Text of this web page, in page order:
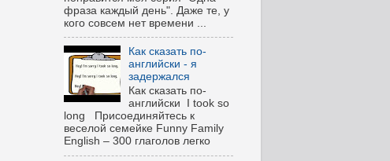
фраза каждый день". Даже те, у
кого совсем нет времени ...
Как сказать по-
английски - я
задержался
Как сказать по-
английски I took so
long Присоединяйтесь к
веселой семейке Funny Family
English – 300 глаголов легко